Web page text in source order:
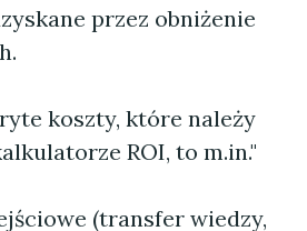
przez obniżenie
koszty, które należy
ROI, to m.in."
(transfer wiedzy,